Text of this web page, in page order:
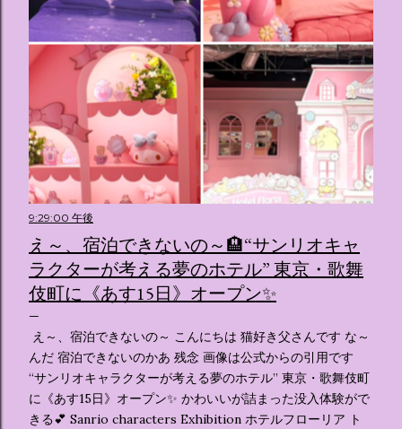
9:29:00 午後
え～、宿泊できないの～🏨“サンリオキャ
ラクターが考える夢のホテル” 東京・歌舞
伎町に《あす15日》オープン✨️
え～、宿泊できないの～ こんにちは 猫好き父さんです な～
んだ 宿泊できないのかあ 残念 画像は公式からの引用です
“サンリオキャラクターが考える夢のホテル” 東京・歌舞伎町
に《あす15日》オープン✨️ かわいいが詰まった没入体験がで
きる💕 Sanrio characters Exhibition ホテルフローリア ト